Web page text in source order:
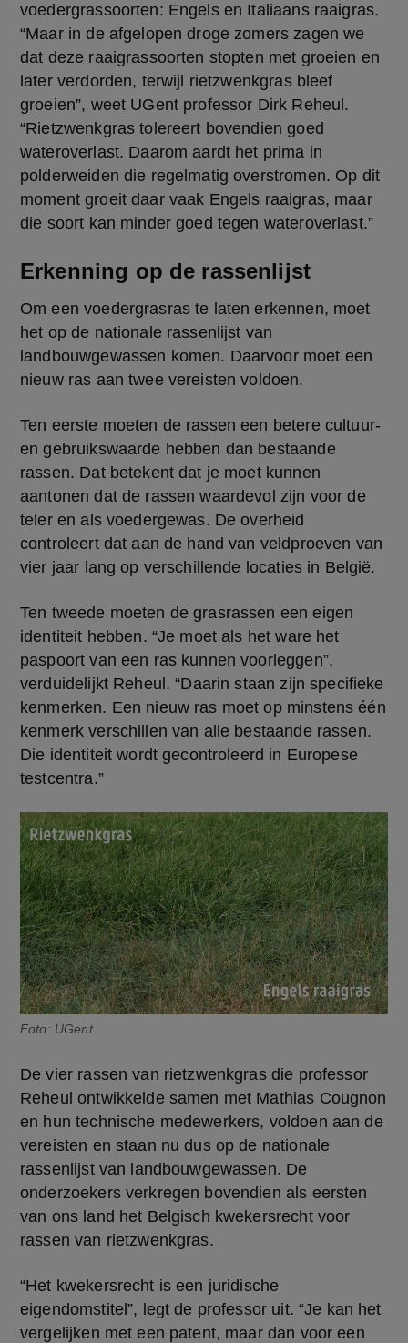
voedergrassoorten: Engels en Italiaans raaigras.
“Maar in de afgelopen droge zomers zagen we
dat deze raaigrassoorten stopten met groeien en
later verdorden, terwijl rietzwenkgras bleef
groeien”, weet UGent professor Dirk Reheul.
“Rietzwenkgras tolereert bovendien goed
wateroverlast. Daarom aardt het prima in
polderweiden die regelmatig overstromen. Op dit
moment groeit daar vaak Engels raaigras, maar
die soort kan minder goed tegen wateroverlast.”
Erkenning op de rassenlijst
Om een voedergrasras te laten erkennen, moet
het op de nationale rassenlijst van
landbouwgewassen komen. Daarvoor moet een
nieuw ras aan twee vereisten voldoen.
Ten eerste moeten de rassen een betere cultuur-
en gebruikswaarde hebben dan bestaande
rassen. Dat betekent dat je moet kunnen
aantonen dat de rassen waardevol zijn voor de
teler en als voedergewas. De overheid
controleert dat aan de hand van veldproeven van
vier jaar lang op verschillende locaties in België.
Ten tweede moeten de grasrassen een eigen
identiteit hebben. “Je moet als het ware het
paspoort van een ras kunnen voorleggen”,
verduidelijkt Reheul. “Daarin staan zijn specifieke
kenmerken. Een nieuw ras moet op minstens één
kenmerk verschillen van alle bestaande rassen.
Die identiteit wordt gecontroleerd in Europese
testcentra.”
Foto: UGent
De vier rassen van rietzwenkgras die professor
Reheul ontwikkelde samen met Mathias Cougnon
en hun technische medewerkers, voldoen aan de
vereisten en staan nu dus op de nationale
rassenlijst van landbouwgewassen. De
onderzoekers verkregen bovendien als eersten
van ons land het Belgisch kwekersrecht voor
rassen van rietzwenkgras.
“Het kwekersrecht is een juridische
eigendomstitel”, legt de professor uit. “Je kan het
vergelijken met een patent, maar dan voor een